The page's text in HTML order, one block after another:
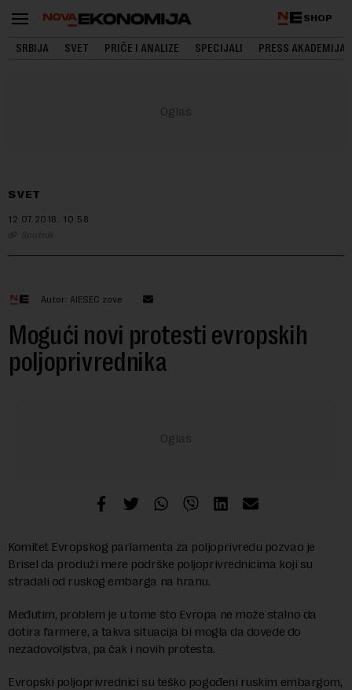
SHOP
SRBIJA SVET PRIČE I ANALIZE SPECIJALI PRESS AKADEMIJA
SVET
12.07.2018. 10:58
Sputnik
Autor: AIESEC zove
Mogući novi protesti evropskih
poljoprivrednika
Komitet Evropskog parlamenta za poljoprivredu pozvao je
Brisel da produži mere podrške poljoprivrednicima koji su
stradali od ruskog embarga na hranu.
Međutim, problem je u tome što Evropa ne može stalno da
dotira farmere, a takva situacija bi mogla da dovede do
nezadovoljstva, pa čak i novih protesta.
Evropski poljoprivrednici su teško pogođeni ruskim embargom,